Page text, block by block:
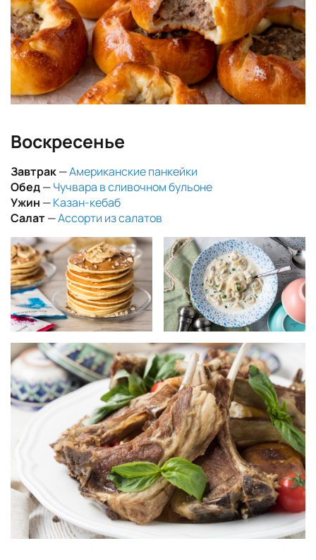
Воскресенье
Завтрак—Американские панкейки
Обед—Чучвара в сливочном бульоне
Ужин —Казан-кебаб
Салат—Ассорти из салатов